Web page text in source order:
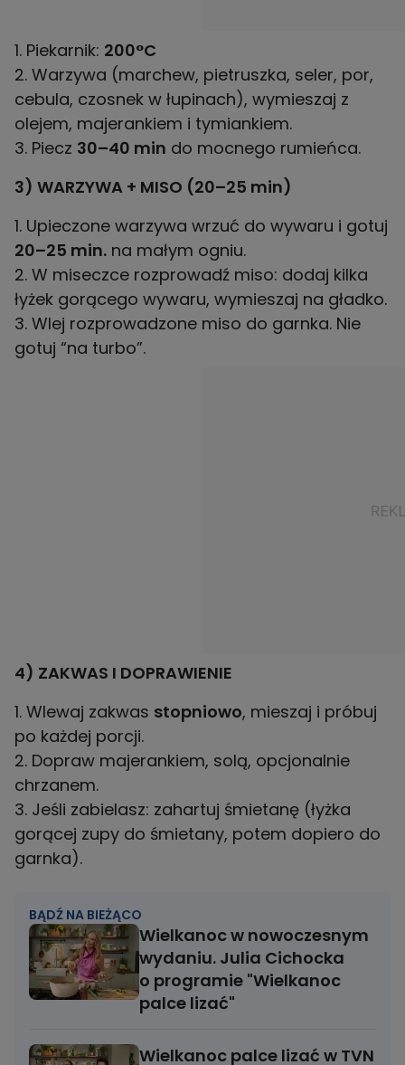
1. Piekarnik: 200°C
2. Warzywa (marchew, pietruszka, seler, por,
cebula, czosnek w łupinach), wymieszaj z
olejem, majerankiem i tymiankiem.
3. Piecz 30–40 min do mocnego rumieńca.
3) WARZYWA + MISO (20–25 min)
1. Upieczone warzywa wrzuć do wywaru i gotuj
20–25 min. na małym ogniu.
2. W miseczce rozprowadź miso: dodaj kilka
łyżek gorącego wywaru, wymieszaj na gładko.
3. Wlej rozprowadzone miso do garnka. Nie
gotuj “na turbo”.
4) ZAKWAS I DOPRAWIENIE
1. Wlewaj zakwas stopniowo, mieszaj i próbuj
po każdej porcji.
2. Dopraw majerankiem, solą, opcjonalnie
chrzanem.
3. Jeśli zabielasz: zahartuj śmietanę (łyżka
gorącej zupy do śmietany, potem dopiero do
garnka).
BĄDŹ NA BIEŻĄCO
Wielkanoc w nowoczesnym
wydaniu. Julia Cichocka
o programie "Wielkanoc
palce lizać"
Wielkanoc palce lizać w TVN